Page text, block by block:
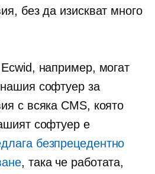
без да изискват много
например, могат
софтуер за
с всяка CMS, която
софтуер е
безпрецедентно
, така че работата,